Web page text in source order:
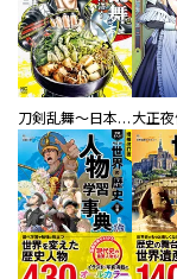
刀剣乱舞～日本号つれづれ酒～